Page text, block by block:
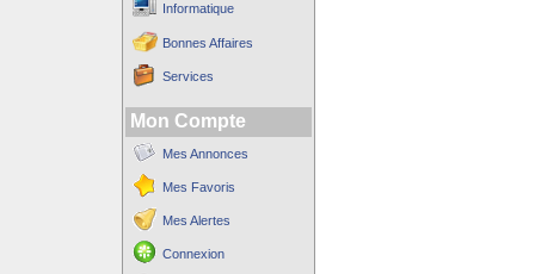
Informatique
Bonnes Affaires
Services
Mon Compte
Mes Annonces
Mes Favoris
Mes Alertes
Connexion